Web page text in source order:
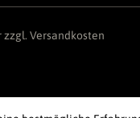
zzgl. Versandkosten